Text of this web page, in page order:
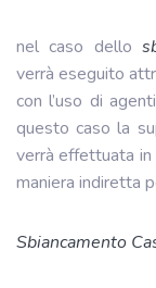
nel caso dello
verrà eseguito
con l’uso di
questo caso la
verrà effettuata in
maniera indiretta
Sbiancamento